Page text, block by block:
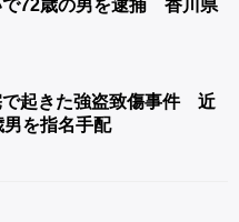
で72歳の男を逮捕 香川県
で起きた強盗致傷事件 近
男を指名手配